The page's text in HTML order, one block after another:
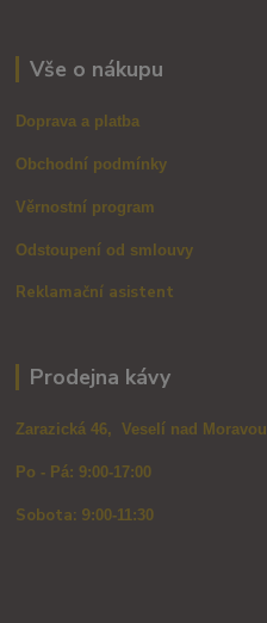
Vše o nákupu
Doprava a platba
Obchodní podmínky
Věrnostní program
Odstoupení od smlouvy
Reklamační asistent
Prodejna kávy
Zarazická 46, Veselí nad Moravou
Po - Pá: 9:00-17:00
Sobota: 9:00-11:30